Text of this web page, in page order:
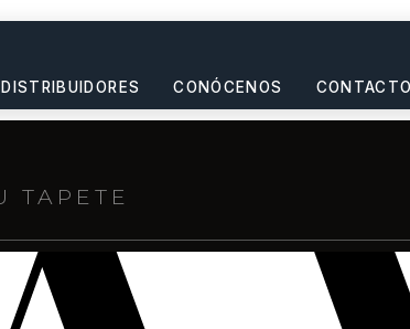
DISTRIBUIDORES CONÓCENOS CONTACTO